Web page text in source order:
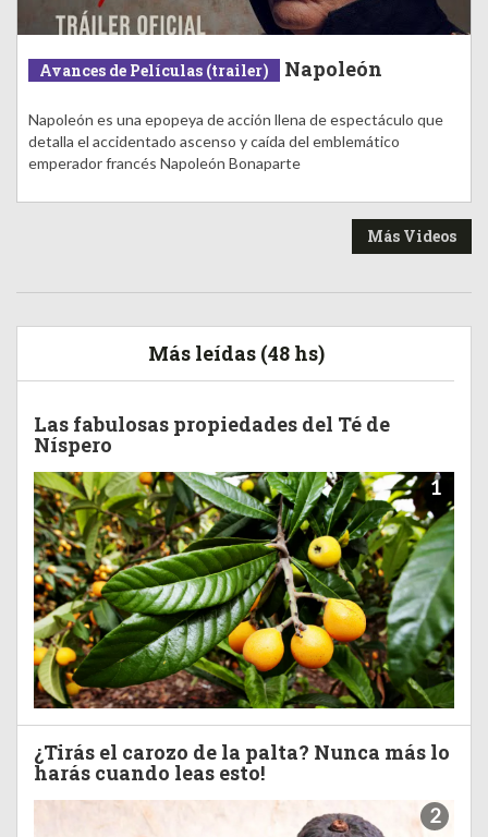
Avances de Películas (trailer) Napoleón
Napoleón es una epopeya de acción llena de espectáculo que
detalla el accidentado ascenso y caída del emblemático
emperador francés Napoleón Bonaparte
Más Videos
Más leídas (48 hs)
Las fabulosas propiedades del Té de
Níspero
1
¿Tirás el carozo de la palta? Nunca más lo
harás cuando leas esto!
2